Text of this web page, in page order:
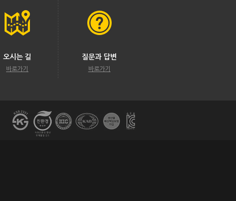
오시는 길
바로가기
질문과 답변
바로가기